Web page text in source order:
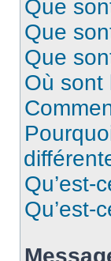
Que
Que
Que
Où sont
Qu’est-
Qu’est-